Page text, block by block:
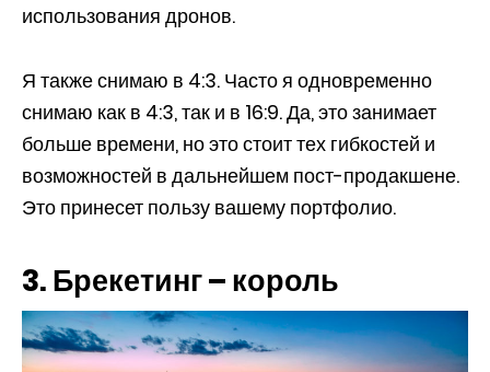
использования дронов.
Я также снимаю в 4:3. Часто я одновременно
снимаю как в 4:3, так и в 16:9. Да, это занимает
больше времени, но это стоит тех гибкостей и
возможностей в дальнейшем пост-продакшене.
Это принесет пользу вашему портфолио.
3. Брекетинг – король